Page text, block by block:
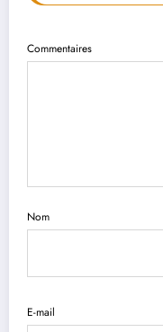
Commentaires
Nom
E-mail